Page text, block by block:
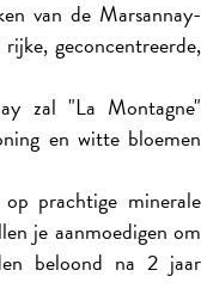
van de Marsannay-
geconcentreerde,
zal "La Montagne"
en witte bloemen
prachtige minerale
je aanmoedigen om
beloond na 2 jaar